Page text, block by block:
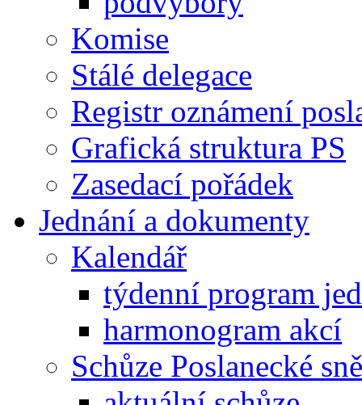
Komise
Stálé delegace
Registr oznámení
Grafická struktura PS
Zasedací pořádek
Jednání a dokumenty
Kalendář
týdenní program
harmonogram akcí
Schůze Poslanecké